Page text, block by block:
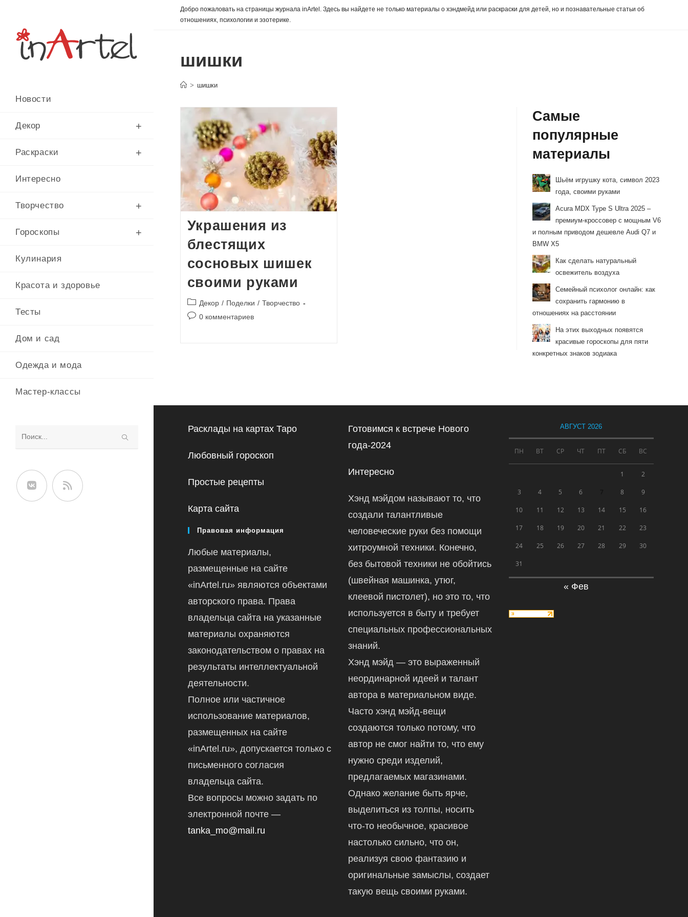
ПерейтиДобро пожаловать на страницы журнала inArtel. Здесь вы найдете не только материалы о хэндмейд или раскраски для детей, но и познавательные статьи об
отношениях, психологии и эзотерике.
Новости
Декор
Раскраски
Интересно
Творчество
Гороскопы
Кулинария
Красота и здоровье
Тесты
Дом и сад
Одежда и мода
Мастер-классы
сайте
шишки
> шишки
Украшения из
блестящих
сосновых шишек
своими руками
Рубрика
записи:
Декор / Поделки / Творчество
Комментарии
0 комментариев
Самые
популярные
материалы
Шьём игрушку кота, символ 2023
года, своими руками
Acura MDX Type S Ultra 2025 –
премиум-кроссовер с мощным V6
и полным приводом дешевле Audi Q7 и
BMW X5
Как сделать натуральный
освежитель воздуха
Семейный психолог онлайн: как
сохранить гармонию в
отношениях на расстоянии
На этих выходных появятся
красивые гороскопы для пяти
конкретных знаков зодиака
Расклады на картах Таро
Любовный гороскоп
Простые рецепты
Карта сайта
Правовая информация
Любые материалы,
размещенные на сайте
«inArtel.ru» являются объектами
авторского права. Права
владельца сайта на указанные
материалы охраняются
законодательством о правах на
результаты интеллектуальной
деятельности.
Полное или частичное
использование материалов,
размещенных на сайте
«inArtel.ru», допускается только с
письменного согласия
владельца сайта.
Все вопросы можно задать по
электронной почте —
tanka_mo@mail.ru
Готовимся к встрече Нового
года-2024
Интересно
Хэнд мэйдом называют то, что
создали талантливые
человеческие руки без помощи
хитроумной техники. Конечно,
без бытовой техники не обойтись
(швейная машинка, утюг,
клеевой пистолет), но это то, что
используется в быту и требует
специальных профессиональных
знаний.
Хэнд мэйд — это выраженный
неординарной идеей и талант
автора в материальном виде.
Часто хэнд мэйд-вещи
создаются только потому, что
автор не смог найти то, что ему
нужно среди изделий,
предлагаемых магазинами.
Однако желание быть ярче,
выделиться из толпы, носить
что-то необычное, красивое
настолько сильно, что он,
реализуя свою фантазию и
оригинальные замыслы, создает
такую вещь своими руками.
АВГУСТ 2026
ПН ВТ СР ЧТ ПТ СБ ВС
1 2
3 4 5 6 8 9
10 11 12 13 14 15 16
17 18 19 20 21 22 23
24 25 26 27 28 29 30
31
« Фев